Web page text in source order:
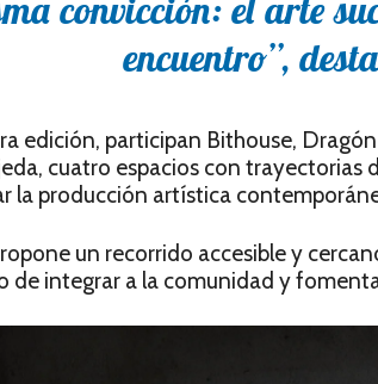
convicción: el arte
encuentro”,
edición, participan Bithouse,
cuatro espacios con trayectorias
la producción artística
un recorrido accesible y
de integrar a la comunidad y